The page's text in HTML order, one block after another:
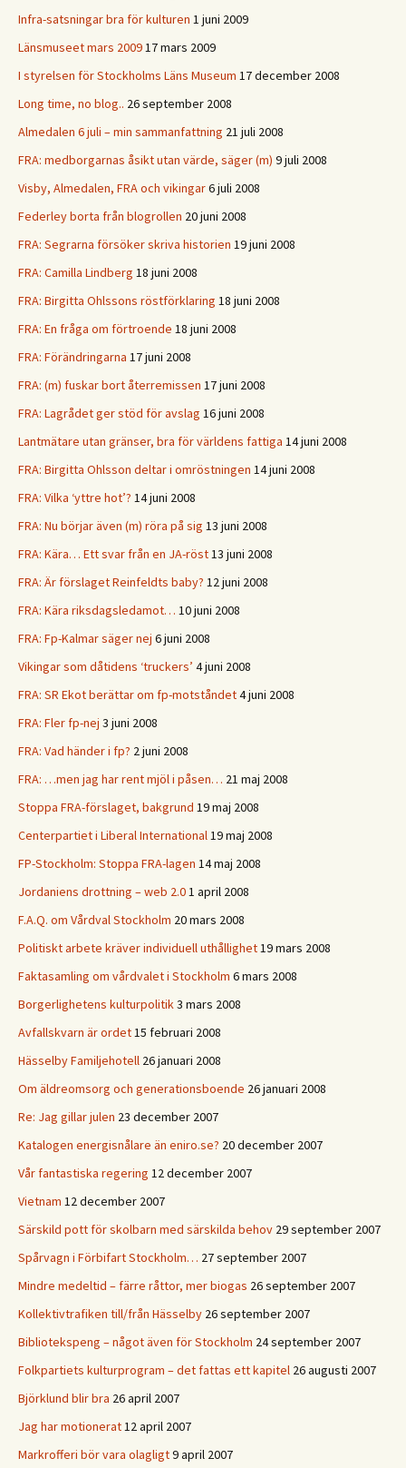
Infra-satsningar bra för kulturen 1 juni 2009
Länsmuseet mars 200917 mars 2009
I styrelsen för Stockholms Läns Museum 17 december 2008
Long time, no blog.. 26 september 2008
Almedalen 6 juli – min sammanfattning 21 juli 2008
FRA: medborgarnas åsikt utan värde, säger (m) 9 juli 2008
Visby, Almedalen, FRA och vikingar6 juli 2008
Federley borta från blogrollen 20 juni 2008
FRA: Segrarna försöker skriva historien 19 juni 2008
FRA: Camilla Lindberg 18 juni 2008
FRA: Birgitta Ohlssons röstförklaring 18 juni 2008
FRA: En fråga om förtroende 18 juni 2008
FRA: Förändringarna 17 juni 2008
FRA: (m) fuskar bort återremissen 17 juni 2008
FRA: Lagrådet ger stöd för avslag 16 juni 2008
Lantmätare utan gränser, bra för världens fattiga 14 juni 2008
FRA: Birgitta Ohlsson deltar i omröstningen 14 juni 2008
FRA: Vilka ‘yttre hot’? 14 juni 2008
FRA: Nu börjar även (m) röra på sig 13 juni 2008
FRA: Kära… Ett svar från en JA-röst13 juni 2008
FRA: Är förslaget Reinfeldts baby? 12 juni 2008
FRA: Kära riksdagsledamot… 10 juni 2008
FRA: Fp-Kalmar säger nej 6 juni 2008
Vikingar som dåtidens ‘truckers’ 4 juni 2008
FRA: SR Ekot berättar om fp-motståndet4 juni 2008
FRA: Fler fp-nej 3 juni 2008
FRA: Vad händer i fp? 2 juni 2008
FRA: …men jag har rent mjöl i påsen… 21 maj 2008
Stoppa FRA-förslaget, bakgrund 19 maj 2008
Centerpartiet i Liberal International19 maj 2008
FP-Stockholm: Stoppa FRA-lagen 14 maj 2008
Jordaniens drottning – web 2.01 april 2008
F.A.Q. om Vårdval Stockholm 20 mars 2008
Politiskt arbete kräver individuell uthållighet19 mars 2008
Faktasamling om vårdvalet i Stockholm 6 mars 2008
Borgerlighetens kulturpolitik3 mars 2008
Avfallskvarn är ordet15 februari 2008
Hässelby Familjehotell 26 januari 2008
Om äldreomsorg och generationsboende 26 januari 2008
Re: Jag gillar julen 23 december 2007
Katalogen energisnålare än eniro.se? 20 december 2007
Vår fantastiska regering 12 december 2007
Vietnam 12 december 2007
Särskild pott för skolbarn med särskilda behov 29 september 2007
Spårvagn i Förbifart Stockholm… 27 september 2007
Mindre medeltid – färre råttor, mer biogas 26 september 2007
Kollektivtrafiken till/från Hässelby 26 september 2007
Bibliotekspeng – något även för Stockholm 24 september 2007
Folkpartiets kulturprogram – det fattas ett kapitel 26 augusti 2007
Björklund blir bra 26 april 2007
Jag har motionerat12 april 2007
Markrofferi bör vara olagligt9 april 2007